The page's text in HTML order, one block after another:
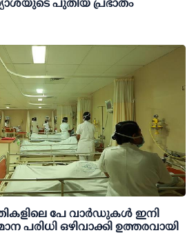
പുതിയ പ്രഭാതം
പേ വാര്‍ഡുകള്‍ ഇനി
പരിധി ഒഴിവാക്കി ഉത്തരവായി